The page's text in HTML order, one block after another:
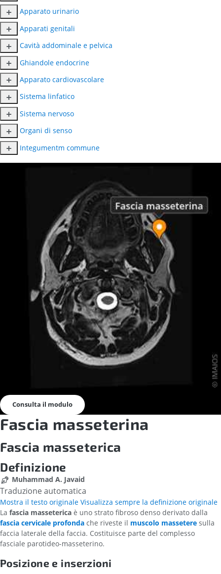
Apparato urinario
Apparati genitali
Cavità addominale e pelvica
Ghiandole endocrine
Apparato cardiovascolare
Sistema linfatico
Sistema nervoso
Organi di senso
Integumentm commune
Consulta il modulo
Fascia masseterina
Fascia masseterica
Definizione
Muhammad A. Javaid
Traduzione automatica
Mostra il testo originale Visualizza sempre la definizione originale
La fascia masseterica è uno strato fibroso denso derivato dalla
fascia cervicale profonda che riveste il muscolo massetere sulla
faccia laterale della faccia. Costituisce parte del complesso
fasciale parotideo-masseterino.
Posizione e inserzioni